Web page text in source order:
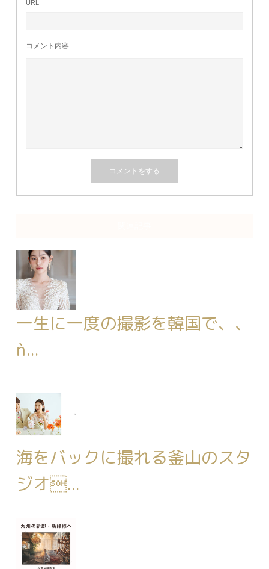
URL
コメント内容
一生に一度の撮影を韓国で、、
ǹ...
海をバックに撮れる釜山のスタ
ジオ...